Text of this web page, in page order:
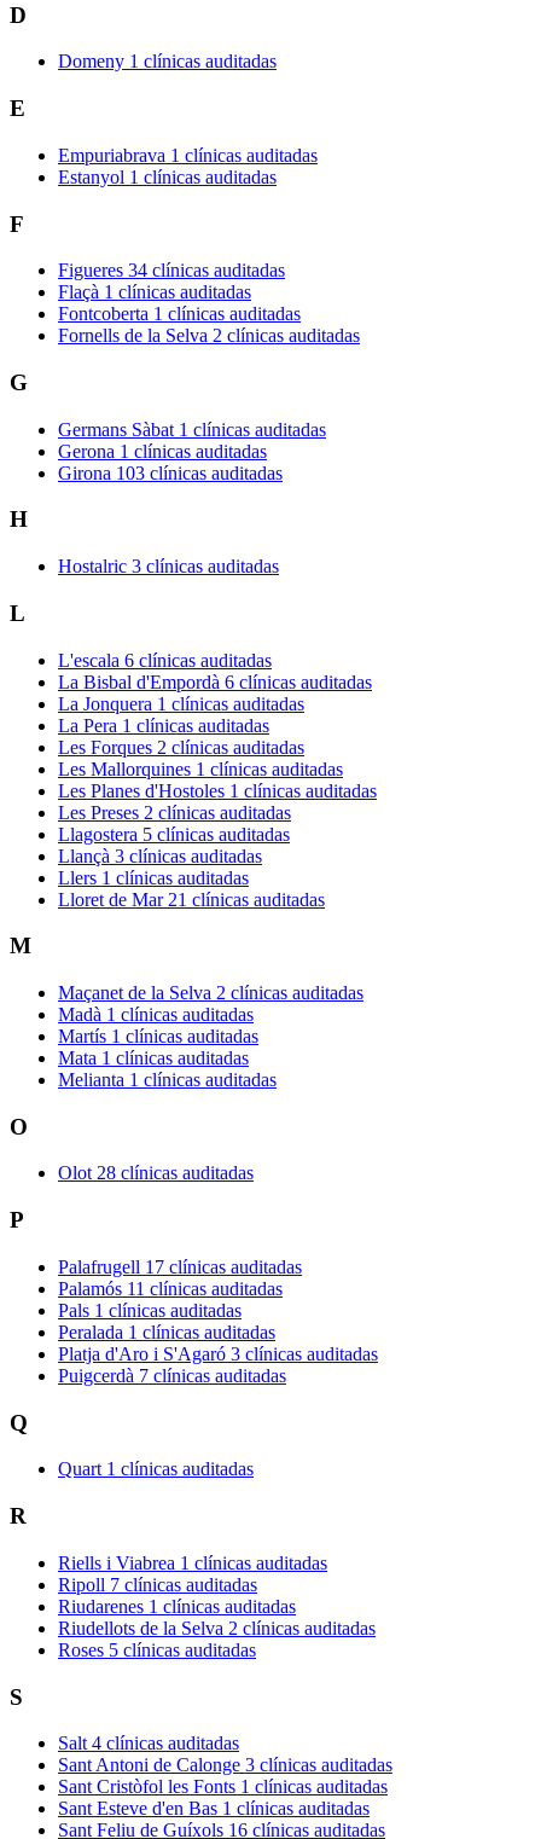
D
Domeny 1 clínicas auditadas
E
Empuriabrava 1 clínicas auditadas
Estanyol 1 clínicas auditadas
F
Figueres 34 clínicas auditadas
Flaçà 1 clínicas auditadas
Fontcoberta 1 clínicas auditadas
Fornells de la Selva 2 clínicas auditadas
G
Germans Sàbat 1 clínicas auditadas
Gerona 1 clínicas auditadas
Girona 103 clínicas auditadas
H
Hostalric 3 clínicas auditadas
L
L'escala 6 clínicas auditadas
La Bisbal d'Empordà 6 clínicas auditadas
La Jonquera 1 clínicas auditadas
La Pera 1 clínicas auditadas
Les Forques 2 clínicas auditadas
Les Mallorquines 1 clínicas auditadas
Les Planes d'Hostoles 1 clínicas auditadas
Les Preses 2 clínicas auditadas
Llagostera 5 clínicas auditadas
Llançà 3 clínicas auditadas
Llers 1 clínicas auditadas
Lloret de Mar 21 clínicas auditadas
M
Maçanet de la Selva 2 clínicas auditadas
Madà 1 clínicas auditadas
Martís 1 clínicas auditadas
Mata 1 clínicas auditadas
Melianta 1 clínicas auditadas
O
Olot 28 clínicas auditadas
P
Palafrugell 17 clínicas auditadas
Palamós 11 clínicas auditadas
Pals 1 clínicas auditadas
Peralada 1 clínicas auditadas
Platja d'Aro i S'Agaró 3 clínicas auditadas
Puigcerdà 7 clínicas auditadas
Q
Quart 1 clínicas auditadas
R
Riells i Viabrea 1 clínicas auditadas
Ripoll 7 clínicas auditadas
Riudarenes 1 clínicas auditadas
Riudellots de la Selva 2 clínicas auditadas
Roses 5 clínicas auditadas
S
Salt 4 clínicas auditadas
Sant Antoni de Calonge 3 clínicas auditadas
Sant Cristòfol les Fonts 1 clínicas auditadas
Sant Esteve d'en Bas 1 clínicas auditadas
Sant Feliu de Guíxols 16 clínicas auditadas